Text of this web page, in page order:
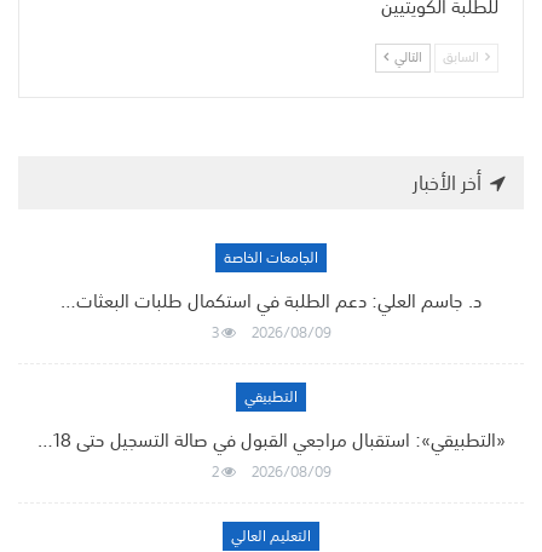
السابق التالي
أخر الأخبار
الجامعات الخاصة
د. جاسم العلي: دعم الطلبة في استكمال طلبات البعثات…
2026/08/09
3
التطبيقي
«التطبيقي»: استقبال مراجعي القبول في صالة التسجيل حتى 18…
2026/08/09
2
التعليم العالي